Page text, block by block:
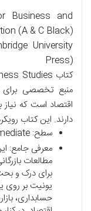
Business and
(A & C Black)
University
Press)
منبع تخصصی برای
اقتصاد است که
دارند. این کتاب
سطح: Upper-Intermediate تا Advanced (B2-C1)
معرفی جامع:
مطالعات
برای درک و
یونیت بر روی
حسابداری،